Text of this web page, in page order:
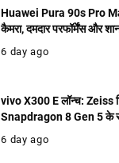
Huawei Pura 90s Pro
कैमरा, दमदार परफॉर्मेंस और
खरीदने लायक फ्लैगशिप है?
6 day ago
vivo X300 E लॉन्च: Zeiss
Snapdragon 8 Gen 5 के
पेशकश
6 day ago